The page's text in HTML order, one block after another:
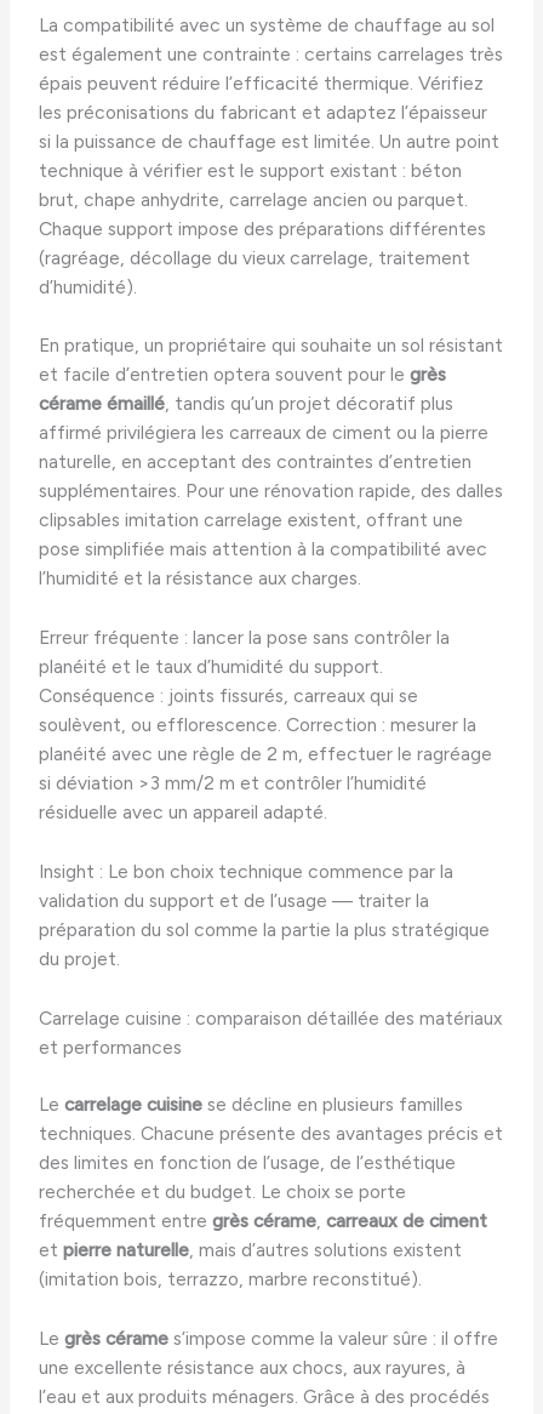
La compatibilité avec un système de chauffage au sol
est également une contrainte : certains carrelages très
épais peuvent réduire l’efficacité thermique. Vérifiez
les préconisations du fabricant et adaptez l’épaisseur
si la puissance de chauffage est limitée. Un autre point
technique à vérifier est le support existant : béton
brut, chape anhydrite, carrelage ancien ou parquet.
Chaque support impose des préparations différentes
(ragréage, décollage du vieux carrelage, traitement
d’humidité).
En pratique, un propriétaire qui souhaite un sol résistant
et facile d’entretien optera souvent pour legrès
cérame émaillé, tandis qu’un projet décoratif plus
affirmé privilégiera les carreaux de ciment ou la pierre
naturelle, en acceptant des contraintes d’entretien
supplémentaires. Pour une rénovation rapide, des dalles
clipsables imitation carrelage existent, offrant une
pose simplifiée mais attention à la compatibilité avec
l’humidité et la résistance aux charges.
Erreur fréquente : lancer la pose sans contrôler la
planéité et le taux d’humidité du support.
Conséquence : joints fissurés, carreaux qui se
soulèvent, ou efflorescence. Correction : mesurer la
planéité avec une règle de 2 m, effectuer le ragréage
si déviation >3 mm/2 m et contrôler l’humidité
résiduelle avec un appareil adapté.
Insight : Le bon choix technique commence par la
validation du support et de l’usage — traiter la
préparation du sol comme la partie la plus stratégique
du projet.
Carrelage cuisine : comparaison détaillée des matériaux
et performances
Lecarrelage cuisine se décline en plusieurs familles
techniques. Chacune présente des avantages précis et
des limites en fonction de l’usage, de l’esthétique
recherchée et du budget. Le choix se porte
fréquemment entregrès cérame,carreaux de ciment
etpierre naturelle, mais d’autres solutions existent
(imitation bois, terrazzo, marbre reconstitué).
Legrès cérame s’impose comme la valeur sûre : il offre
une excellente résistance aux chocs, aux rayures, à
l’eau et aux produits ménagers. Grâce à des procédés